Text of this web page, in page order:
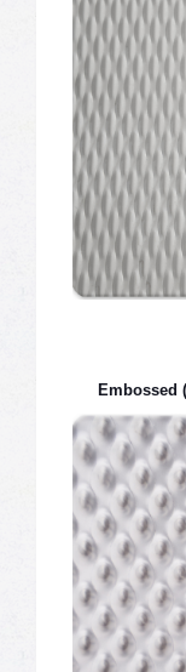
Embossed